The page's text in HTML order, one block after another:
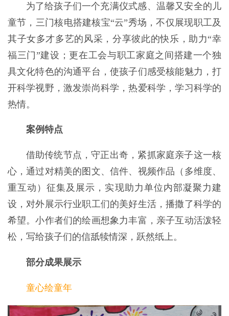
为了给孩子们一个充满仪式感、温馨又安全的儿
童节，三门核电搭建核宝“云”秀场，不仅展现职工及
其子女多才多艺的风采，分享彼此的快乐，助力“幸
福三门”建设；更在工会与职工家庭之间搭建一个独
具文化特色的沟通平台，使孩子们感受核能魅力，打
开科学视野，激发崇尚科学，热爱科学，学习科学的
热情。
案例特点
借助传统节点，守正出奇，紧抓家庭亲子这一核
心，通过对精美的图文、信件、视频作品（多维度、
重互动）征集及展示，实现助力单位内部凝聚力建
设，对外展示行业职工们的美好生活，播撒了科学的
希望。小作者们的绘画想象力丰富，亲子互动活泼轻
松，写给孩子们的信舐犊情深，跃然纸上。
部分成果展示
童心绘童年